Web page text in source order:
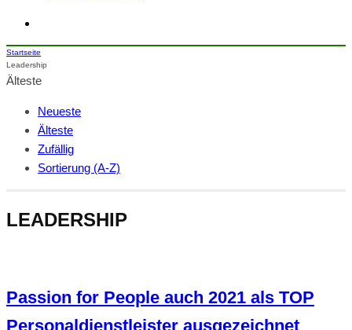
Startseite
Leadership
Älteste
Neueste
Älteste
Zufällig
Sortierung (A-Z)
LEADERSHIP
Passion for People auch 2021 als TOP
Personaldienstleister ausgezeichnet